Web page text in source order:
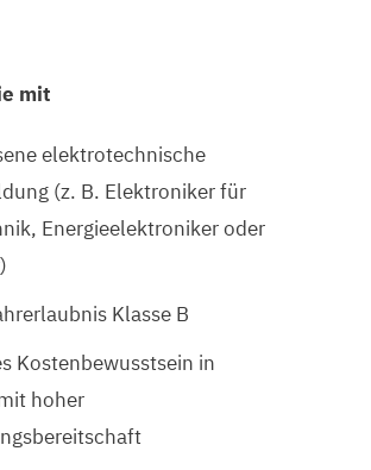
mit
elektrotechnische
(z. B. Elektroniker für
Energieelektroniker oder
Klasse B
Kostenbewusstsein in
hoher